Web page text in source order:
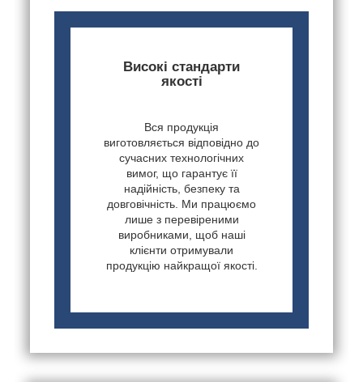
Високі стандарти
якості
Вся продукція
виготовляється відповідно до
сучасних технологічних
вимог, що гарантує її
надійність, безпеку та
довговічність. Ми працюємо
лише з перевіреними
виробниками, щоб наші
клієнти отримували
продукцію найкращої якості.